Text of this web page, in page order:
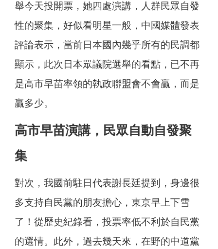
舉今天投開票，她四處演講，人群民眾自發
性的聚集，好似看明星一般，中國媒體發表
評論表示，當前日本國內幾乎所有的民調都
顯示，此次日本眾議院選舉的看點，已不再
是高市早苗率領的執政聯盟會不會贏，而是
贏多少。
高市早苗演講，民眾自動自發聚
集
對次，我國前駐日代表謝長廷提到，身邊很
多支持自民黨的朋友擔心，東京早上下雪
了！從歴史紀錄看，投票率低不利於自民黨
的選情。此外，過去幾天來，在野的中道黨